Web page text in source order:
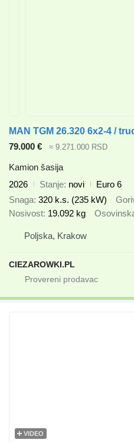
79.000 € ≈ 9.271.000 RSD
Kamion šasija
2026
Stanje novi
Euro 6
Snaga 320 k.s. (235 kW)
Nosivost 19.092 kg
Poljska, Krakow
CIEZAROWKI.PL
VIDEO